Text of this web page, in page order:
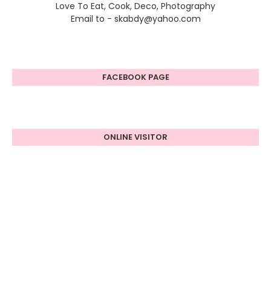
Love To Eat, Cook, Deco, Photography
Email to - skabdy@yahoo.com
FACEBOOK PAGE
ONLINE VISITOR